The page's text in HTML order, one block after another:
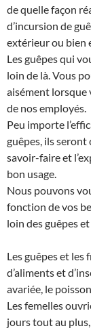
de quelle façon
d’incursion de
extérieur ou bien
Les guêpes qui
loin de là. Vous
aisément lorsque
de nos employés.
Peu importe
guêpes, ils seront
savoir-faire et
bon usage.
Nous pouvons
fonction de vos
loin des guêpes
Les guêpes et
d’aliments et
avariée, le
Les femelles
jours tout au